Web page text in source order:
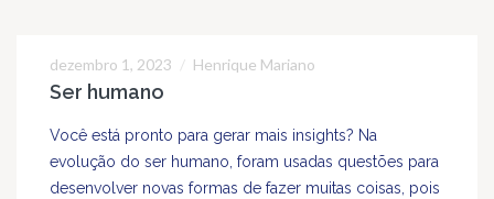
01
DEZ
dezembro 1, 2023 Henrique Mariano
Ser humano
Você está pronto para gerar mais insights? Na
evolução do ser humano, foram usadas questões para
desenvolver novas formas de fazer muitas coisas, pois